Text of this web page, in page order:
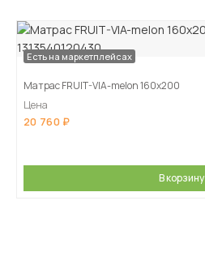
Есть на маркетплейсах
Матрас FRUIT-VIA-melon 160х200
Цена
20 760
В корзину